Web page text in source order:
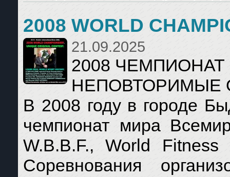
2008 WORLD
21.09.2025
2008
НЕПОВТОРИМЫЕ
В 2008 году в городе
чемпионат мира
W.B.B.F., World
Соревнования